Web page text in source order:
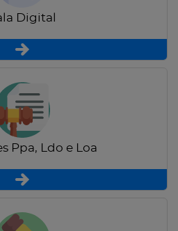
Digital
Ppa, Ldo e Loa